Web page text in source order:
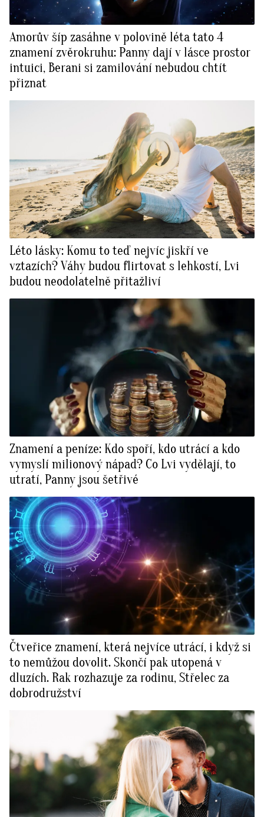
Amorův šíp zasáhne v polovině léta tato 4
znamení zvěrokruhu: Panny dají v lásce prostor
intuici, Berani si zamilování nebudou chtít
přiznat
Léto lásky: Komu to teď nejvíc jiskří ve
vztazích? Váhy budou flirtovat s lehkostí, Lvi
budou neodolatelně přitažliví
Znamení a peníze: Kdo spoří, kdo utrácí a kdo
vymyslí milionový nápad? Co Lvi vydělají, to
utratí, Panny jsou šetřivé
Čtveřice znamení, která nejvíce utrácí, i když si
to nemůžou dovolit. Skončí pak utopená v
dluzích. Rak rozhazuje za rodinu, Střelec za
dobrodružství